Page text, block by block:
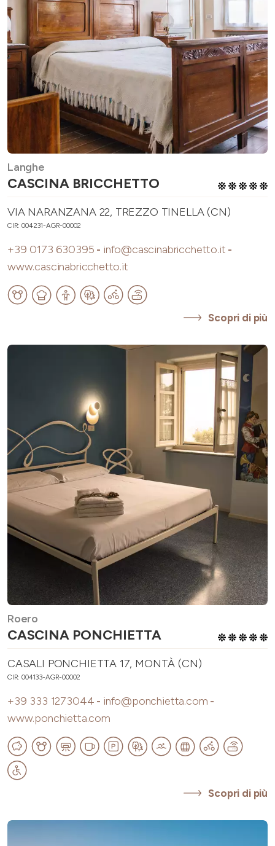
Langhe
CASCINA BRICCHETTO
VIA NARANZANA 22, TREZZO TINELLA (CN)
CIR: 004231-AGR-00002
+39 0173 630395 - info@cascinabricchetto.it -
www.cascinabricchetto.it
Scopri di più
Roero
CASCINA PONCHIETTA
CASALI PONCHIETTA 17, MONTÀ (CN)
CIR: 004133-AGR-00002
+39 333 1273044 - info@ponchietta.com -
www.ponchietta.com
Scopri di più